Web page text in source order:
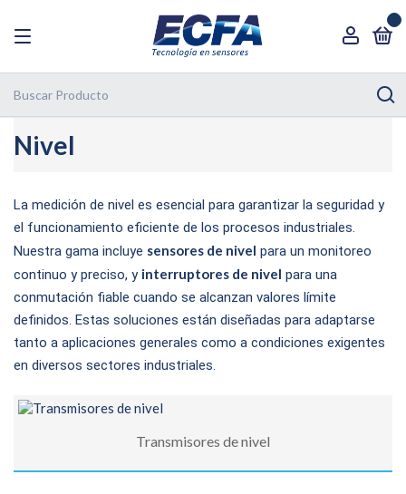
Nivel
La medición de nivel es esencial para garantizar la seguridad y
el funcionamiento eficiente de los procesos industriales.
Nuestra gama incluye sensores de nivel para un monitoreo
continuo y preciso, y interruptores de nivel para una
conmutación fiable cuando se alcanzan valores límite
definidos. Estas soluciones están diseñadas para adaptarse
tanto a aplicaciones generales como a condiciones exigentes
en diversos sectores industriales.
Transmisores de nivel